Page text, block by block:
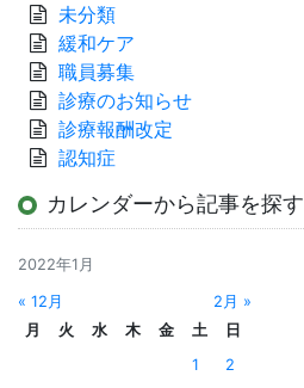
未分類
緩和ケア
職員募集
診療のお知らせ
診療報酬改定
認知症
カレンダーから記事を探す
2022年1月
« 12月
2月 »
月
火 水 木 金 土
日
1
2